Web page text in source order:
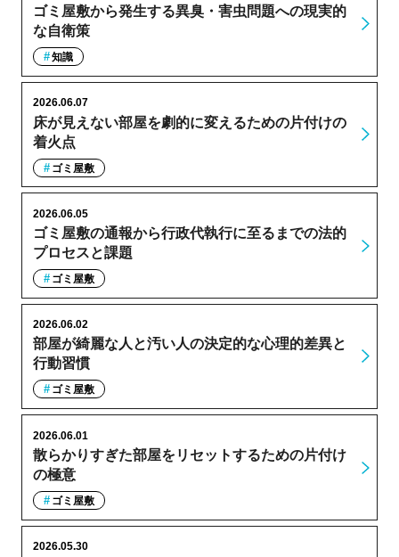
ゴミ屋敷から発生する異臭・害虫問題への現実的
な自衛策
知識
床が見えない部屋を劇的に変えるための片付けの
着火点
2026.06.07
ゴミ屋敷
ゴミ屋敷の通報から行政代執行に至るまでの法的
プロセスと課題
2026.06.05
ゴミ屋敷
部屋が綺麗な人と汚い人の決定的な心理的差異と
行動習慣
2026.06.02
ゴミ屋敷
散らかりすぎた部屋をリセットするための片付け
の極意
2026.06.01
ゴミ屋敷
2026.05.30